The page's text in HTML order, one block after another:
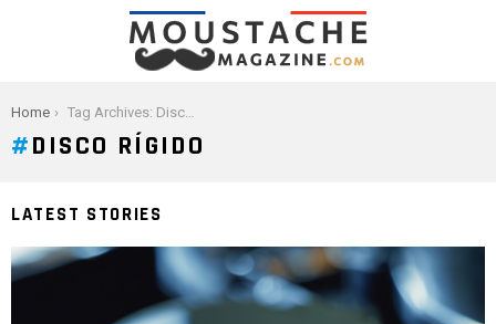
You are here:
Home Tag Archives: Disco rígido
DISCO RÍGIDO
LATEST STORIES